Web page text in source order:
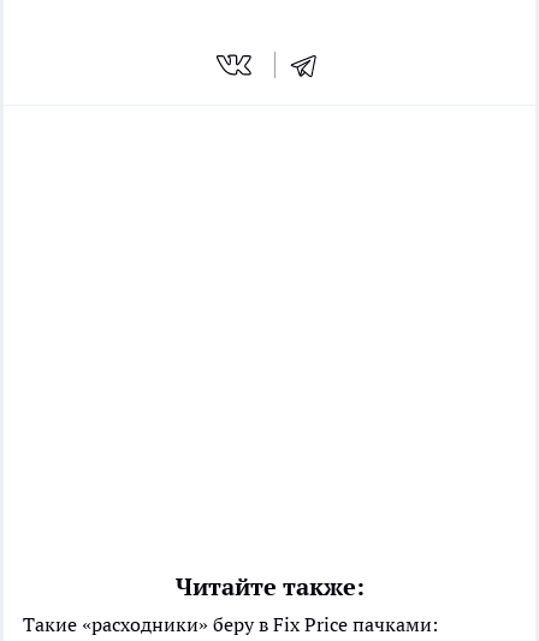
Читайте также:
Такие «расходники» беру в Fix Price пачками: